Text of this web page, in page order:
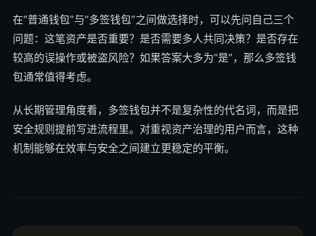
在“普通钱包”与“多签钱包”之间做选择时，可以先问自己三个
问题：这笔资产是否重要？是否需要多人共同决策？是否存在
较高的误操作或被盗风险？如果答案大多为“是”，那么多签钱
包通常值得考虑。
从长期管理角度看，多签钱包并不是复杂性的代名词，而是把
安全规则提前写进流程里。对重视资产治理的用户而言，这种
机制能够在效率与安全之间建立更稳定的平衡。